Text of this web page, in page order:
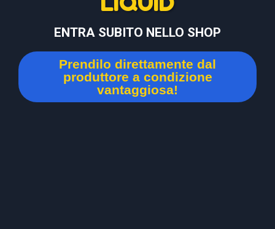
ENTRA SUBITO NELLO SHOP
Prendilo direttamente dal
produttore a condizione
vantaggiosa!